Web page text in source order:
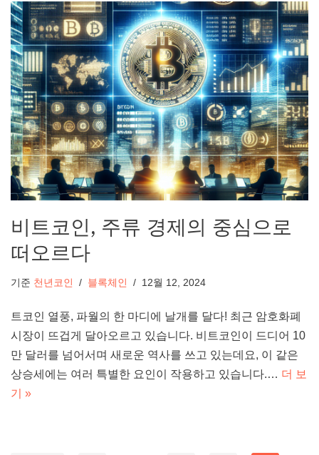
비트코인, 주류 경제의 중심으로
떠오르다
기준 천년코인 블록체인 12월 12, 2024
트코인 열풍, 파월의 한 마디에 날개를 달다! 최근 암호화폐
시장이 뜨겁게 달아오르고 있습니다. 비트코인이 드디어 10
만 달러를 넘어서며 새로운 역사를 쓰고 있는데요, 이 같은
상승세에는 여러 특별한 요인이 작용하고 있습니다.… 더 보
기 »